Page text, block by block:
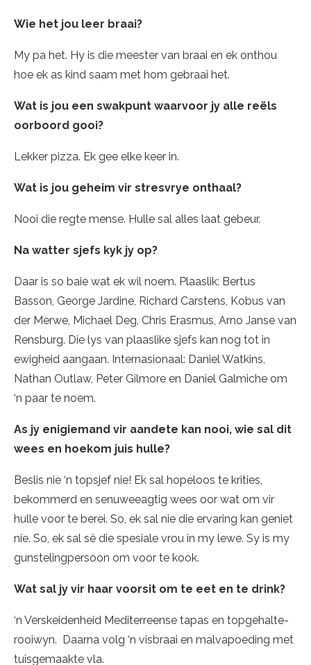
Wie het jou leer braai?
My pa het. Hy is die meester van braai en ek onthou
hoe ek as kind saam met hom gebraai het.
Wat is jou een swakpunt waarvoor jy alle reëls
oorboord gooi?
Lekker pizza. Ek gee elke keer in.
Wat is jou geheim vir stresvrye onthaal?
Nooi die regte mense. Hulle sal alles laat gebeur.
Na watter sjefs kyk jy op?
Daar is so baie wat ek wil noem. Plaaslik: Bertus
Basson, George Jardine, Richard Carstens, Kobus van
der Merwe, Michael Deg, Chris Erasmus, Arno Janse van
Rensburg. Die lys van plaaslike sjefs kan nog tot in
ewigheid aangaan. Internasionaal: Daniel Watkins,
Nathan Outlaw, Peter Gilmore en Daniel Galmiche om
‘n paar te noem.
As jy enigiemand vir aandete kan nooi, wie sal dit
wees en hoekom juis hulle?
Beslis nie ‘n topsjef nie! Ek sal hopeloos te krities,
bekommerd en senuweeagtig wees oor wat om vir
hulle voor te berei. So, ek sal nie die ervaring kan geniet
nie. So, ek sal sê die spesiale vrou in my lewe. Sy is my
gunstelingpersoon om voor te kook.
Wat sal jy vir haar voorsit om te eet en te drink?
‘n Verskeidenheid Mediterreense tapas en topgehalte-
rooiwyn. Daarna volg ‘n visbraai en malvapoeding met
tuisgemaakte vla.